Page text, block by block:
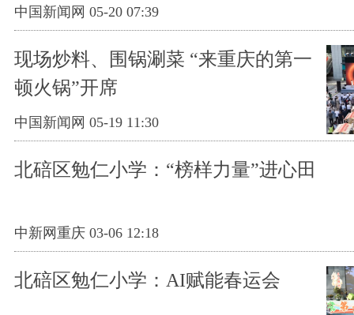
中国新闻网 05-20 07:39
现场炒料、围锅涮菜 “来重庆的第一
顿火锅”开席
中国新闻网 05-19 11:30
北碚区勉仁小学：“榜样力量”进心田
中新网重庆 03-06 12:18
北碚区勉仁小学：AI赋能春运会